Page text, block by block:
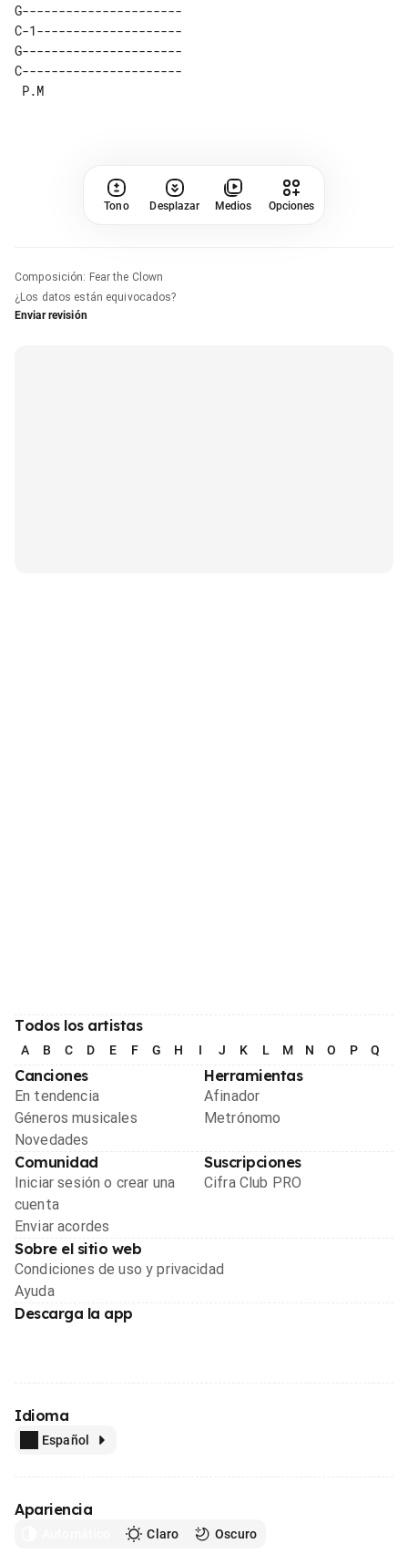
G----------------------
C-1--------------------
G----------------------
C----------------------
Tono Desplazar Medios Opciones
Composición: Fear the Clown
¿Los datos están equivocados?
Enviar revisión
Todos los artistas
A B C D E F G H I J K L M N O P Q
Canciones
En tendencia
Géneros musicales
Novedades
Herramientas
Afinador
Metrónomo
Comunidad
Iniciar sesión o crear una
cuenta
Enviar acordes
Suscripciones
Cifra Club PRO
Sobre el sitio web
Condiciones de uso y privacidad
Ayuda
Descarga la app
Idioma
Español
Apariencia
Claro Oscuro